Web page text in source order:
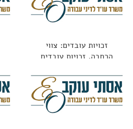
זכויות עובדים: צווי
הרחבה, זכויות עובדים